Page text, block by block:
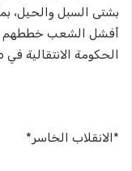
بشتى السبل والحيل،
أفشل الشعب خططهم
الحكومة الانتقالية في ٢٥ أكتوبر ٢٠٢١.
*الانقلاب الخاسر*